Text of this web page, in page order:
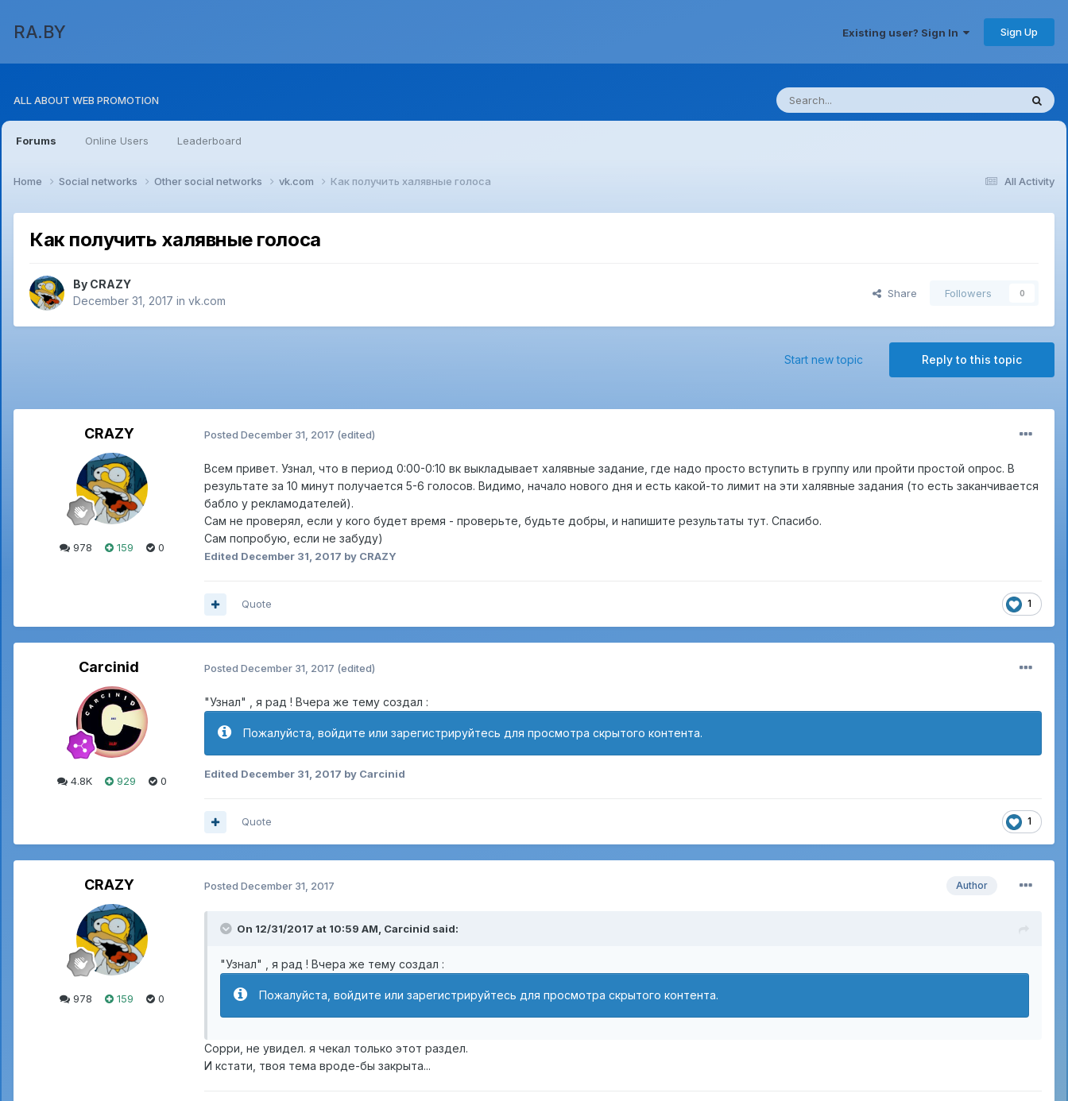
RA.BY Existing user? Sign In Sign Up
ALL ABOUT WEB PROMOTION
Forums Online Users Leaderboard
All Activity
Home Social networks Other social networks vk.com Как получить халявные голоса
Как получить халявные голоса
By CRAZY
December 31, 2017 in vk.com
Share Followers 0
Reply to this topic
Start new topic
CRAZY
978 159 0
Posted December 31, 2017 (edited)
Всем привет. Узнал, что в период 0:00-0:10 вк выкладывает халявные задание, где надо просто вступить в группу или пройти простой опрос. В
результате за 10 минут получается 5-6 голосов. Видимо, начало нового дня и есть какой-то лимит на эти халявные задания (то есть заканчивается
бабло у рекламодателей).
Сам не проверял, если у кого будет время - проверьте, будьте добры, и напишите результаты тут. Спасибо.
Сам попробую, если не забуду)
Edited December 31, 2017 by CRAZY
1
Quote
Carcinid
4.8K 929 0
Posted December 31, 2017 (edited)
"Узнал" , я рад ! Вчера же тему создал :
Пожалуйста, войдите или зарегистрируйтесь для просмотра скрытого контента.
Edited December 31, 2017 by Carcinid
1
Quote
CRAZY
978 159 0
Author
Posted December 31, 2017
On 12/31/2017 at 10:59 AM, Carcinid said:
"Узнал" , я рад ! Вчера же тему создал :
Пожалуйста, войдите или зарегистрируйтесь для просмотра скрытого контента.
Сорри, не увидел. я чекал только этот раздел.
И кстати, твоя тема вроде-бы закрыта...